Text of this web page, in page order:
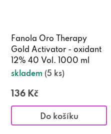
Fanola Oro Therapy
Gold Activator - oxidant
12% 40 Vol. 1000 ml
skladem (5 ks)
136 Kč
Do košíku